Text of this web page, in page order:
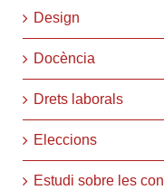
Design
Docència
Drets laborals
Eleccions
Estudi sobre les